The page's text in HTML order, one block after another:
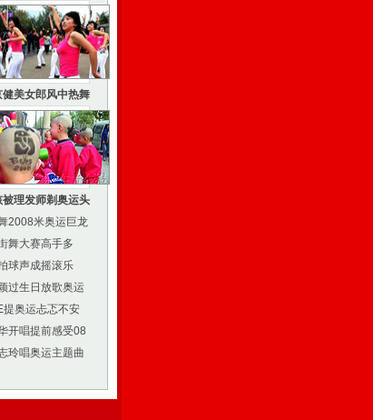
健美女郎风中热舞
被理发师剃奥运头
2008米奥运巨龙
舞大赛高手多
球声成摇滚乐
过生日放歌奥运
提奥运忐忑不安
开唱提前感受08
玲唱奥运主题曲